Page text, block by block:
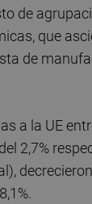
de
que
de
a la UE
2,7%